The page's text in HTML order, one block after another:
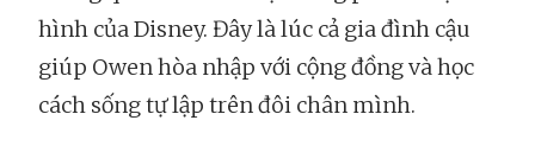
hình của Disney. Đây là lúc cả gia đình cậu
giúp Owen hòa nhập với cộng đồng và học
cách sống tự lập trên đôi chân mình.